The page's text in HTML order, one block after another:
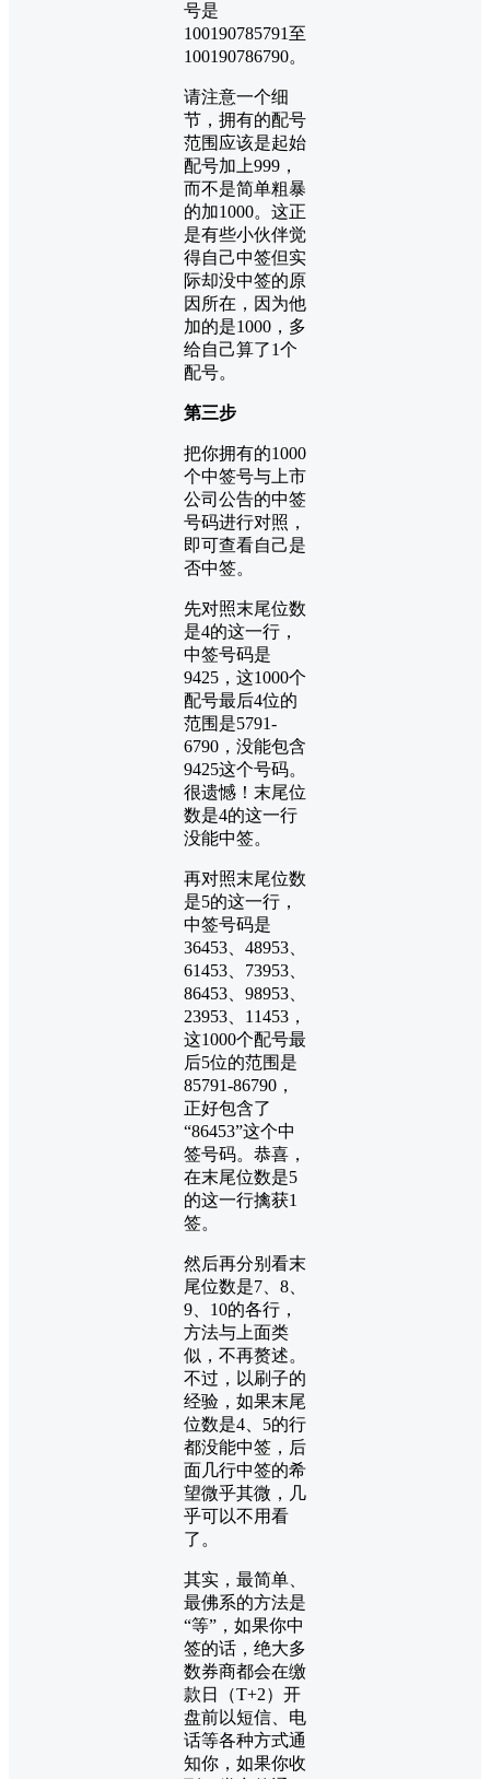
号是
100190785791至
100190786790。
请注意一个细
节，拥有的配号
范围应该是起始
配号加上999，
而不是简单粗暴
的加1000。这正
是有些小伙伴觉
得自己中签但实
际却没中签的原
因所在，因为他
加的是1000，多
给自己算了1个
配号。
第三步
把你拥有的1000
个中签号与上市
公司公告的中签
号码进行对照，
即可查看自己是
否中签。
先对照末尾位数
是4的这一行，
中签号码是
9425，这1000个
配号最后4位的
范围是5791-
6790，没能包含
9425这个号码。
很遗憾！末尾位
数是4的这一行
没能中签。
再对照末尾位数
是5的这一行，
中签号码是
36453、48953、
61453、73953、
86453、98953、
23953、11453，
这1000个配号最
后5位的范围是
85791-86790，
正好包含了
“86453”这个中
签号码。恭喜，
在末尾位数是5
的这一行擒获1
签。
然后再分别看末
尾位数是7、8、
9、10的各行，
方法与上面类
似，不再赘述。
不过，以刷子的
经验，如果末尾
位数是4、5的行
都没能中签，后
面几行中签的希
望微乎其微，几
乎可以不用看
了。
其实，最简单、
最佛系的方法是
“等”，如果你中
签的话，绝大多
数券商都会在缴
款日（T+2）开
盘前以短信、电
话等各种方式通
知你，如果你收